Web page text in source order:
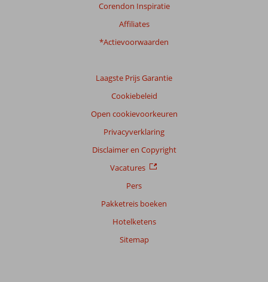
Corendon Inspiratie
Affiliates
*Actievoorwaarden
Laagste Prijs Garantie
Cookiebeleid
Open cookievoorkeuren
Privacyverklaring
Disclaimer en Copyright
Vacatures
Pers
Pakketreis boeken
Hotelketens
Sitemap